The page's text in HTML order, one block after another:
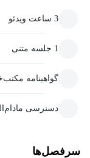
3 ساعت ویدئو
1 جلسه متنی
گواهینامه
دسترسی
سرفصل‌ها